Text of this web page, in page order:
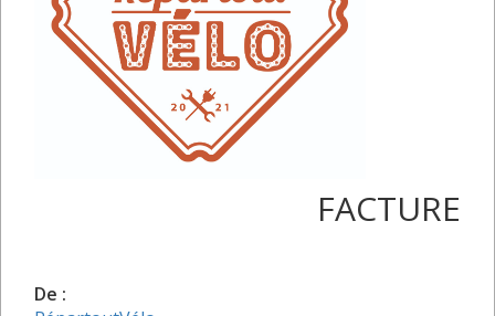
FACTURE
De :